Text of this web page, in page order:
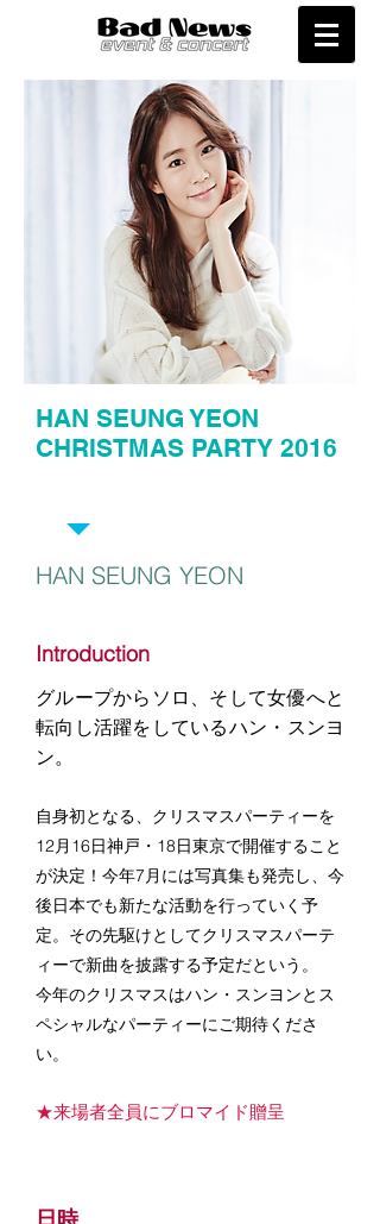
HAN SEUNG YEON
CHRISTMAS PARTY 2016
HAN SEUNG YEON
Introduction
グループからソロ、そして女優へと
転向し活躍をしているハン・スンヨ
ン。
自身初となる、クリスマスパーティーを
12月16日神戸・18日東京で開催すること
が決定！今年7月には写真集も発売し、今
後日本でも新たな活動を行っていく予
定。その先駆けとしてクリスマスパーテ
ィーで新曲を披露する予定だという。
今年のクリスマスはハン・スンヨンとス
ペシャルなパーティーにご期待くださ
い。
★来場者全員にブロマイド贈呈
日時